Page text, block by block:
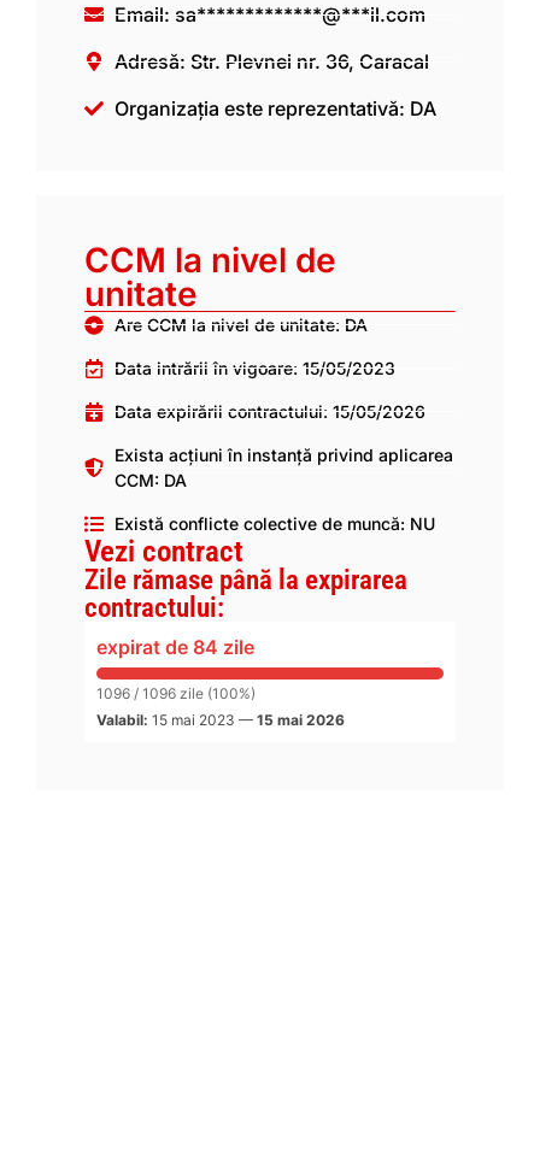
Email: sa*************@***il.com
Adresă: Str. Plevnei nr. 36, Caracal
Organizația este reprezentativă: DA
CCM la nivel de
unitate
Are CCM la nivel de unitate: DA
Data intrării în vigoare: 15/05/2023
Data expirării contractului: 15/05/2026
Exista acțiuni în instanță privind aplicarea
CCM: DA
Există conflicte colective de muncă: NU
Vezi contract
Zile rămase până la expirarea
contractului:
expirat de 84 zile
1096 / 1096 zile (100%)
Valabil: 15 mai 2023 — 15 mai 2026